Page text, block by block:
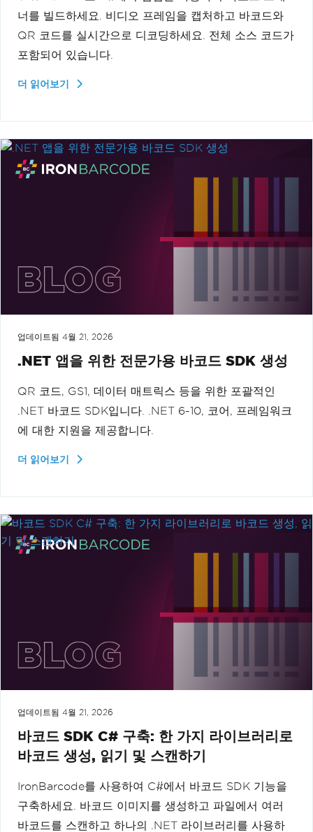
너를 빌드하세요. 비디오 프레임을 캡처하고 바코드와
QR 코드를 실시간으로 디코딩하세요. 전체 소스 코드가
포함되어 있습니다.
더 읽어보기
업데이트됨 4월 21, 2026
.NET 앱을 위한 전문가용 바코드 SDK 생성
QR 코드, GS1, 데이터 매트릭스 등을 위한 포괄적인
.NET 바코드 SDK입니다. .NET 6-10, 코어, 프레임워크
에 대한 지원을 제공합니다.
더 읽어보기
업데이트됨 4월 21, 2026
바코드 SDK C# 구축: 한 가지 라이브러리로
바코드 생성, 읽기 및 스캔하기
IronBarcode를 사용하여 C#에서 바코드 SDK 기능을
구축하세요. 바코드 이미지를 생성하고 파일에서 여러
바코드를 스캔하고 하나의 .NET 라이브러리를 사용하